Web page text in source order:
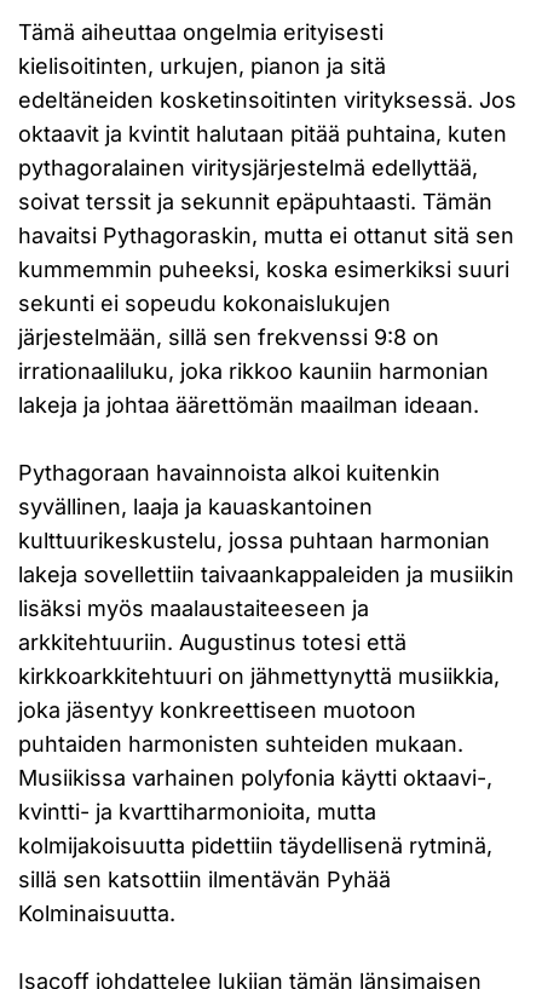
Tämä aiheuttaa ongelmia erityisesti
kielisoitinten, urkujen, pianon ja sitä
edeltäneiden kosketinsoitinten virityksessä. Jos
oktaavit ja kvintit halutaan pitää puhtaina, kuten
pythagoralainen viritysjärjestelmä edellyttää,
soivat terssit ja sekunnit epäpuhtaasti. Tämän
havaitsi Pythagoraskin, mutta ei ottanut sitä sen
kummemmin puheeksi, koska esimerkiksi suuri
sekunti ei sopeudu kokonaislukujen
järjestelmään, sillä sen frekvenssi 9:8 on
irrationaaliluku, joka rikkoo kauniin harmonian
lakeja ja johtaa äärettömän maailman ideaan.
Pythagoraan havainnoista alkoi kuitenkin
syvällinen, laaja ja kauaskantoinen
kulttuurikeskustelu, jossa puhtaan harmonian
lakeja sovellettiin taivaankappaleiden ja musiikin
lisäksi myös maalaustaiteeseen ja
arkkitehtuuriin. Augustinus totesi että
kirkkoarkkitehtuuri on jähmettynyttä musiikkia,
joka jäsentyy konkreettiseen muotoon
puhtaiden harmonisten suhteiden mukaan.
Musiikissa varhainen polyfonia käytti oktaavi-,
kvintti- ja kvarttiharmonioita, mutta
kolmijakoisuutta pidettiin täydellisenä rytminä,
sillä sen katsottiin ilmentävän Pyhää
Kolminaisuutta.
Isacoff johdattelee lukijan tämän länsimaisen